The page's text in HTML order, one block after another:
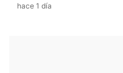
hace 1 día